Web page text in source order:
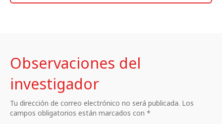
Observaciones del
investigador
Tu dirección de correo electrónico no será publicada. Los
campos obligatorios están marcados con *